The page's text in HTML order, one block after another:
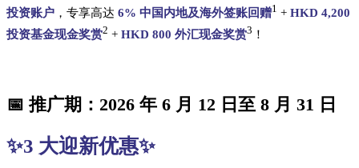
投资账户 ，专享高达 6% 中国内地及海外签账回赠1 + HKD 4,200
投资基金现金奖赏2 + HKD 800 外汇现金奖赏3 ！
📅 推广期：2026 年 6 月 12 日至 8 月 31 日
✨3 大迎新优惠✨